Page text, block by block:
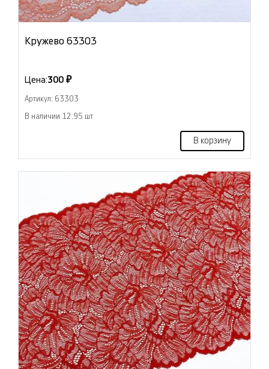
Кружево 63303
Цена:300 ₽
Артикул: 63303
В наличии 12.95 шт
В корзину